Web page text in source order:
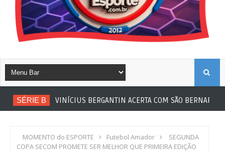
SÉRIE B VINÍCIUS BERGANTIN ACERTA COM SÃO BERNARDO
MOMENTO do ESPORTE Futebol Amador
SEGUNDA
COPA SECOM PROMETE SER MELHOR QUE PRIMEIRA EDIÇÃO